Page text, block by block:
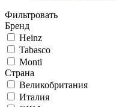
Фильтровать
Бренд
Heinz
Tabasco
Monti
Страна
Великобритания
Италия